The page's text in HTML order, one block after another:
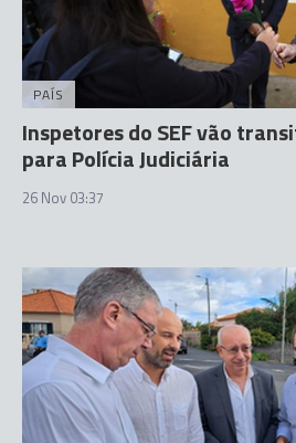
PAÍS
Inspetores do SEF vão
para Polícia Judiciária
26 Nov 03:37